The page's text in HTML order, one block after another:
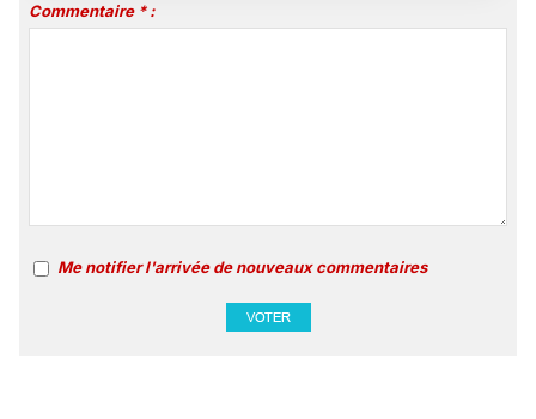
Commentaire * :
Me notifier l'arrivée de nouveaux commentaires